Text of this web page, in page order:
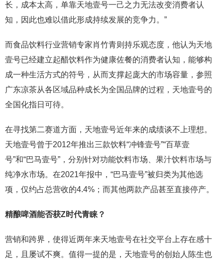
长，成本太高，单靠天地壹号一己之力无法改变消费者认
知，因此也难以借此形成持续发展的竞争力。”
而食品饮料行业营销专家肖竹青则持乐观态度，他认为天地
壹号已经建立起醋饮料作为健康佐餐的消费者认知，能够构
成一种生活方式的符号，从而支撑起庞大的市场容量，参照
广东凉茶从各区域品种成长为全国品牌的过程，天地壹号的
全国化指日可待。
在寻找第二赛道方面，天地壹号近年来的成绩谈不上理想。
天地壹号曾于2012年推出三款饮料“冲锋壹号”“百草壹
号”和“巴马壹号”，分别针对功能饮料市场、果汁饮料市场与
纯净水市场。在2021年报中，“巴马壹号”被归类为其他选
项，仅约占总营收的4.4%；而其他两款产品甚至直接停产。
精酿啤酒能否获Z时代青睐？
营销和跨界，使得近两年来天地壹号在社交平台上存在感十
足，且屡试不爽。值得一提的是，天地壹号的创始人陈生也